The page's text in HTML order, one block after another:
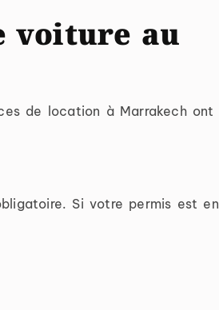
voiture au
de location à Marrakech ont
Si votre permis est en